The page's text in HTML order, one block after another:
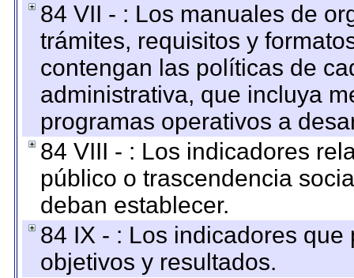
84 VII - : Los manuales de
trámites, requisitos y
contengan las políticas de
administrativa, que incluya
programas operativos a
84 VIII - : Los indicadores
público o trascendencia
deban establecer.
84 IX - : Los indicadores
objetivos y resultados.